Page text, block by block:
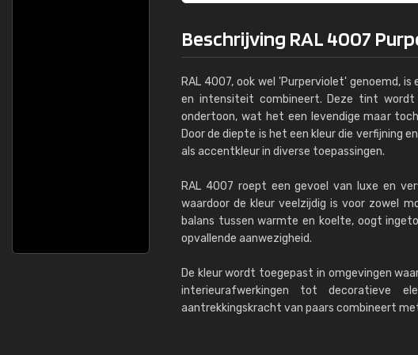
Beschrijving RAL 4007
RAL 4007, ook wel 'Purperviolet' genoemd,
en intensiteit combineert. Deze tint
ondertoon, wat het een ​​levendige maar
Door de diepte is het een kleur die verfijning
als accentkleur in diverse toepassingen.
RAL 4007 roept een gevoel van luxe en
waardoor de kleur veelzijdig is voor zowel
balans tussen warmte en koelte, oogt
opvallende aanwezigheid.
De kleur wordt toegepast in omgevingen
interieurafwerkingen tot decoratieve
aantrekkingskracht van paars combineert